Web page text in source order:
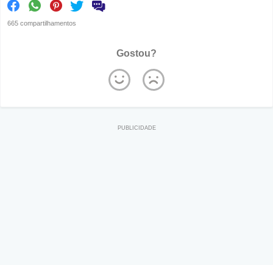
665 compartilhamentos
Gostou?